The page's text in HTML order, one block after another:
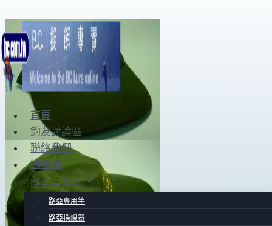
Skip
to
content
首頁
釣友討論區
聯絡我們
特價品
路亞專賣區
路亞專用竿
路亞捲線器